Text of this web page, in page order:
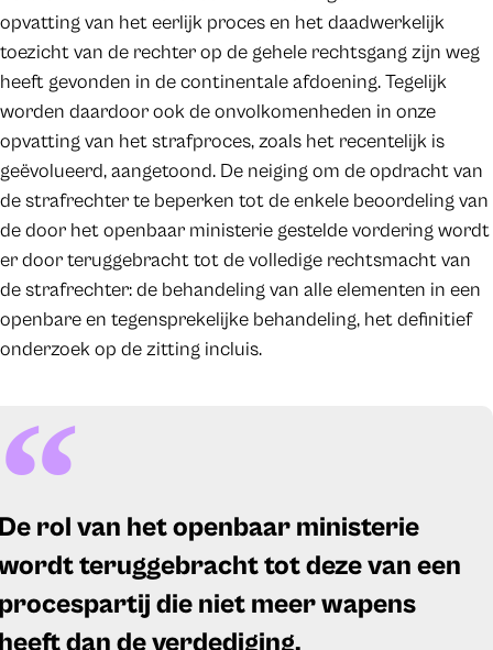
opvatting van het eerlijk proces en het daadwerkelijk
toezicht van de rechter op de gehele rechtsgang zijn weg
heeft gevonden in de continentale afdoening. Tegelijk
worden daardoor ook de onvolkomenheden in onze
opvatting van het strafproces, zoals het recentelijk is
geëvolueerd, aangetoond. De neiging om de opdracht van
de strafrechter te beperken tot de enkele beoordeling van
de door het openbaar ministerie gestelde vordering wordt
er door teruggebracht tot de volledige rechtsmacht van
de strafrechter: de behandeling van alle elementen in een
openbare en tegensprekelijke behandeling, het definitief
onderzoek op de zitting incluis.
rol van het openbaar ministerie
teruggebracht tot deze van een
die niet meer wapens
dan de verdediging.